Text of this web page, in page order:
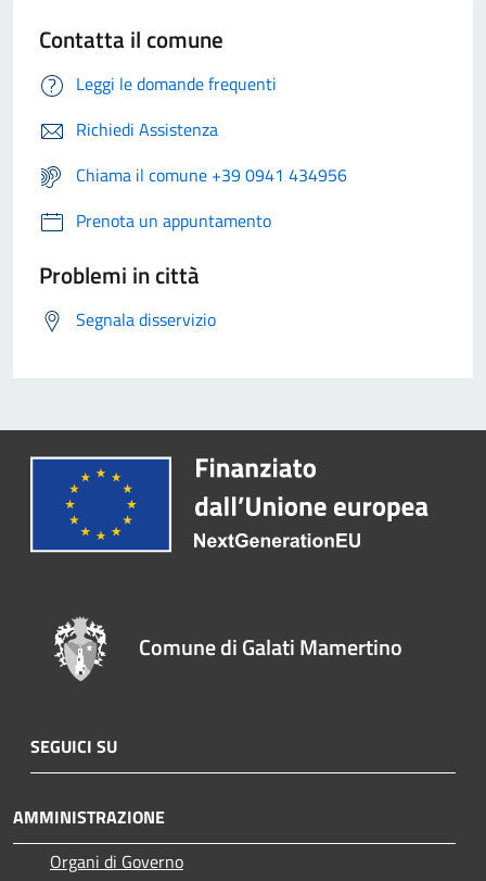
Contatta il comune
Leggi le domande frequenti
Richiedi Assistenza
Chiama il comune +39 0941 434956
Prenota un appuntamento
Problemi in città
Segnala disservizio
Comune di Galati Mamertino
SEGUICI SU
AMMINISTRAZIONE
Organi di Governo